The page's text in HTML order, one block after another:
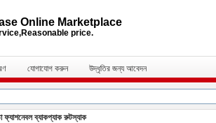
Online Marketplace
price.
যোগাযোগ করুন উদ্ধৃতির জন্য আবেদন
ব্যাকপ্যাক রুটস্যাক